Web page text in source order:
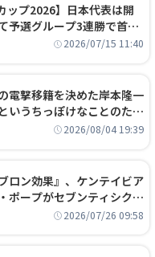
ップ2026】日本代表は開
予選グループ3連勝で首位
はエジプトに決定2026/07/15 11:40
電撃移籍を決めた岸本隆一
いうちっぽけなことのため
ない」
2026/08/04 19:39
ロン効果』、ケンテイビア
ポープがセブンティシクサ
2026/07/26 09:58